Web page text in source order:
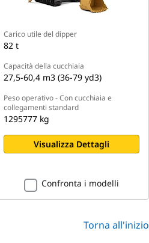
Carico utile del dipper
82 t
Capacità della cucchiaia
27,5-60,4 m3 (36-79 yd3)
Peso operativo - Con cucchiaia e
collegamenti standard
1295777 kg
Visualizza Dettagli
Confronta i modelli
Torna all'inizio